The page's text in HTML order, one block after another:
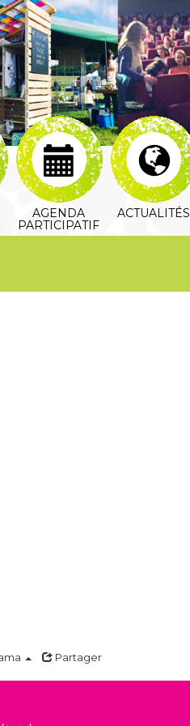
AGENDA
PARTICIPATIF
ACTUALITÉS
Partager